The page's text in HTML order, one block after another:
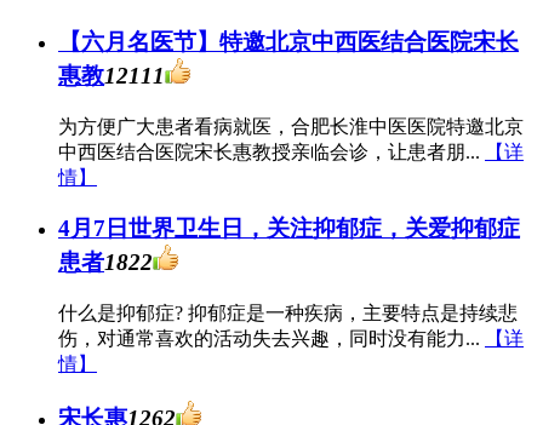
【六月名医节】特邀北京中西医结合医院宋长
惠教12111
为方便广大患者看病就医，合肥长淮中医医院特邀北京
中西医结合医院宋长惠教授亲临会诊，让患者朋...
【详
情】
4月7日世界卫生日，关注抑郁症，关爱抑郁症
患者1822
什么是抑郁症? 抑郁症是一种疾病，主要特点是持续悲
伤，对通常喜欢的活动失去兴趣，同时没有能力...
【详
情】
宋长惠1262